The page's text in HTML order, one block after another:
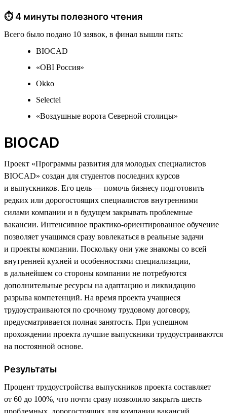
⏱ 4 минуты полезного чтения
Всего было подано 10 заявок, в финал вышли пять:
BIOCAD
«OBI Россия»
Okko
Selectel
«Воздушные ворота Северной столицы»
BIOCAD
Проект «Программы развития для молодых специалистов
BIOCAD» создан для студентов последних курсов
и выпускников. Его цель — помочь бизнесу подготовить
редких или дорогостоящих специалистов внутренними
силами компании и в будущем закрывать проблемные
вакансии. Интенсивное практико-ориентированное обучение
позволяет учащимся сразу вовлекаться в реальные задачи
и проекты компании. Поскольку они уже знакомы со всей
внутренней кухней и особенностями специализации,
в дальнейшем со стороны компании не потребуются
дополнительные ресурсы на адаптацию и ликвидацию
разрыва компетенций. На время проекта учащиеся
трудоустраиваются по срочному трудовому договору,
предусматривается полная занятость. При успешном
прохождении проекта лучшие выпускники трудоустраиваются
на постоянной основе.
Результаты
Процент трудоустройства выпускников проекта составляет
от 60 до 100%, что почти сразу позволило закрыть шесть
проблемных, дорогостоящих для компании вакансий.